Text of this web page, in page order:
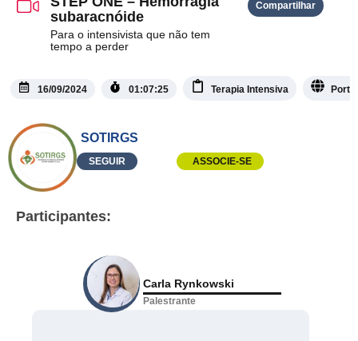
subaracnóide
Para o intensivista que não tem
tempo a perder
Compartilhar
16/09/2024 01:07:25 Terapia Intensiva
SOTIRGS
SEGUIR ASSOCIE-SE
Participantes:
Carla Rynkowski
Palestrante